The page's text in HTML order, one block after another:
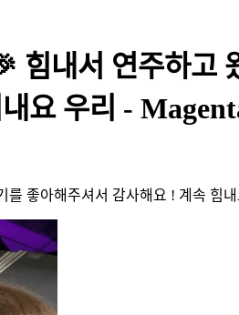
내서 연주하고
요 우리 -
좋아해주셔서 감사해요 ! 계속 힘내